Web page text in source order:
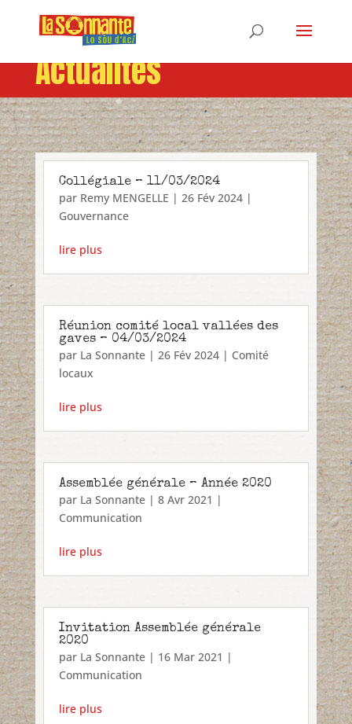
Actualités
Collégiale – 11/03/2024
par Remy MENGELLE | 26 Fév 2024|
Gouvernance
lire plus
Réunion comité local vallées des
gaves – 04/03/2024
par La Sonnante| 26 Fév 2024| Comité
locaux
lire plus
Assemblée générale – Année 2020
par La Sonnante| 8 Avr 2021 |
Communication
lire plus
Invitation Assemblée générale
2020
par La Sonnante| 16 Mar 2021 |
Communication
lire plus